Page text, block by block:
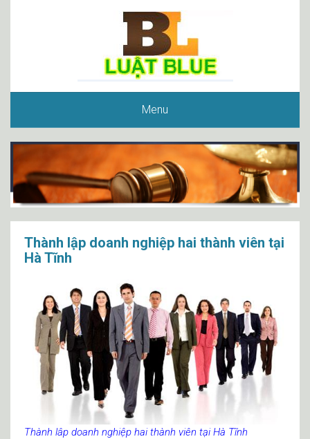
Menu
Thành lập doanh nghiệp hai thành viên tại
Hà Tĩnh
Thành lâp doanh nghiệp hai thành viên tại Hà Tĩnh